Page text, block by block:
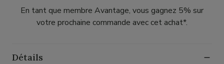
En tant que membre Avantage, vous gagnez 5% sur
votre prochaine commande avec cet achat*.
Détails